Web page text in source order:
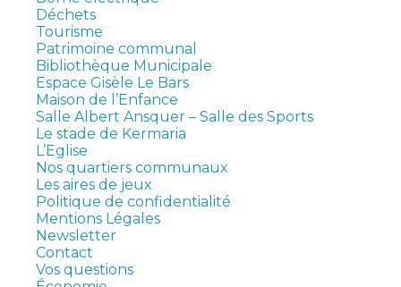
Déchets
Tourisme
Patrimoine communal
Bibliothèque Municipale
Espace Gisèle Le Bars
Maison de l’Enfance
Salle Albert Ansquer – Salle des Sports
Le stade de Kermaria
L’Eglise
Nos quartiers communaux
Les aires de jeux
Politique de confidentialité
Mentions Légales
Newsletter
Contact
Vos questions